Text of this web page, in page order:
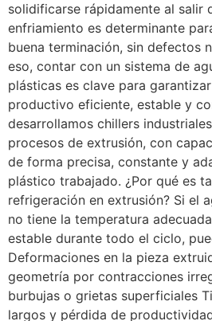
solidificarse rápidamente al salir
enfriamiento es determinante
buena terminación, sin defectos
eso, contar con un sistema de
plásticas es clave para
productivo eficiente, estable y
desarrollamos chillers
procesos de extrusión, con
de forma precisa, constante y
plástico trabajado. ¿Por qué es
refrigeración en extrusión? Si el
no tiene la temperatura
estable durante todo el ciclo,
Deformaciones en la pieza
geometría por contracciones
burbujas o grietas superficiales
largos y pérdida de